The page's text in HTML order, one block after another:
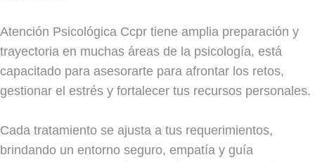
Atención Psicológica Ccpr tiene amplia preparación y
trayectoria en muchas áreas de la psicología, está
capacitado para asesorarte para afrontar los retos,
gestionar el estrés y fortalecer tus recursos personales.
Cada tratamiento se ajusta a tus requerimientos,
brindando un entorno seguro, empatía y guía